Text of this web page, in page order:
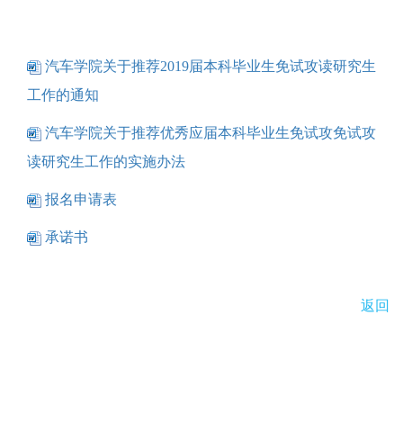
汽车学院关于推荐2019届本科毕业生免试攻读研究生
工作的通知
汽车学院关于推荐优秀应届本科毕业生免试攻免试攻
读研究生工作的实施办法
报名申请表
承诺书
返回